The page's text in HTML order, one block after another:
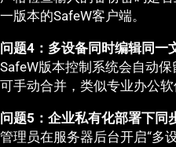
一版本的SafeW客户端。
问题4：多设备同时编辑同一
SafeW版本控制系统会自动
可手动合并，类似专业办公软
问题5：企业私有化部署下同
管理员在服务器后台开启“多